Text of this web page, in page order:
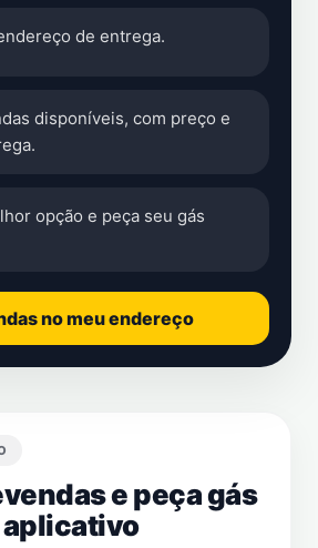
de entrega.
disponíveis, com preço e
opção e peça seu gás
no meu endereço
e peça gás